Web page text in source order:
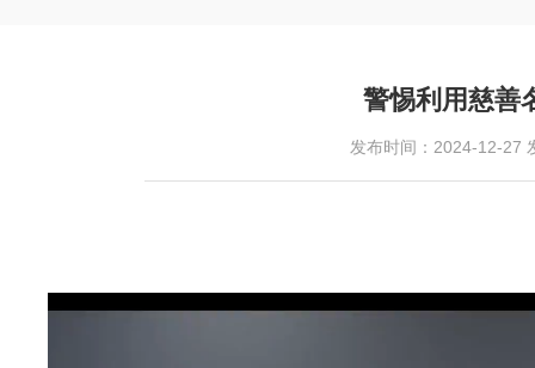
警惕利用慈善
发布时间：2024-12-27